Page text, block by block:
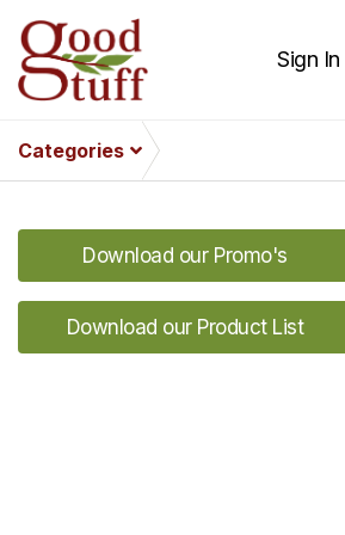
Sign In
Categories
Download our Promo's
Download our Product List